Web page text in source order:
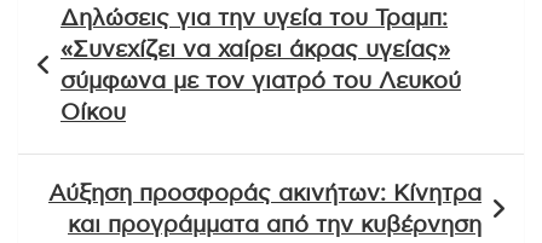
άρθρων
Δηλώσεις για την υγεία του Τραμπ:
«Συνεχίζει να χαίρει άκρας υγείας»
σύμφωνα με τον γιατρό του Λευκού
Οίκου
Αύξηση προσφοράς ακινήτων: Κίνητρα
και προγράμματα από την κυβέρνηση